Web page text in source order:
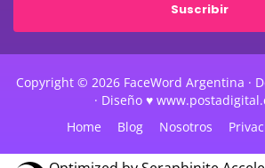
Suscribir
Copyright © 2026 FaceWord Argentina ·
· Diseño ♥
Home
Blog Nosotros